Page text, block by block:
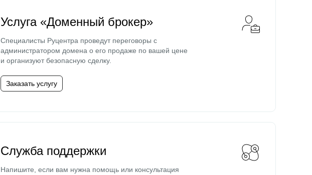
Услуга «Доменный брокер»
Специалисты Руцентра проведут переговоры с
администратором домена о его продаже по вашей цене
и организуют безопасную сделку.
Заказать услугу
Служба поддержки
Напишите, если вам нужна помощь или консультация